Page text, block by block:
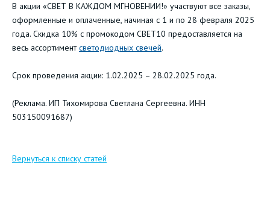
В акции «СВЕТ В КАЖДОМ МГНОВЕНИИ!» участвуют все заказы,
оформленные и оплаченные, начиная с 1 и по 28 февраля 2025
года. Скидка 10% с промокодом СВЕТ10 предоставляется на
весь ассортиментсветодиодных свечей.
Срок проведения акции: 1.02.2025 – 28.02.2025 года.
(Реклама. ИП Тихомирова Светлана Сергеевна. ИНН
503150091687)
Вернуться к списку статей